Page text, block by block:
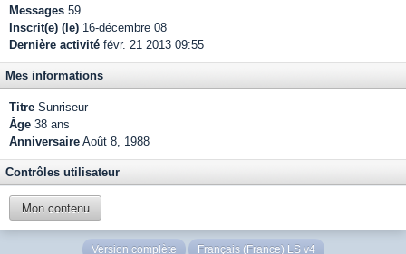
Messages 59
Inscrit(e) (le) 16-décembre 08
Dernière activité févr. 21 2013 09:55
Mes informations
Titre Sunriseur
Âge 38 ans
Anniversaire Août 8, 1988
Contrôles utilisateur
Mon contenu
Version complète Français (France) LS v4